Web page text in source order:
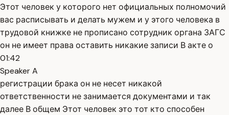
Этот человек у которого нет официальных полномочий
вас расписывать и делать мужем и у этого человека в
трудовой книжке не прописано сотрудник органа ЗАГС
он не имеет права оставить никакие записи В акте о
01:42
Speaker A
регистрации брака он не несет никакой
ответственности не занимается документами и так
далее В общем Этот человек это тот кто способен